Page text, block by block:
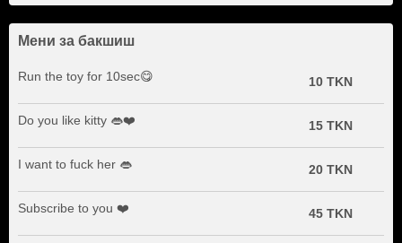
Мени за бакшиш
Run the toy for 10sec😋 10 TKN
Do you like kitty 👄❤️ 15 TKN
I want to fuck her 👄 20 TKN
Subscribe to you ❤️ 45 TKN